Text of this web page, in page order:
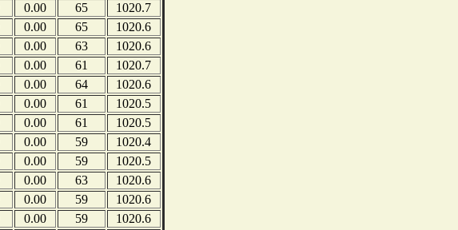
0.00 65
1020.7
0.00 65
1020.6
0.00 63
1020.6
0.00 61
1020.7
0.00 64
1020.6
0.00 61
1020.5
0.00 61
1020.5
0.00 59
1020.4
0.00 59
1020.5
0.00 63
1020.6
0.00 59
1020.6
0.00 59
1020.6